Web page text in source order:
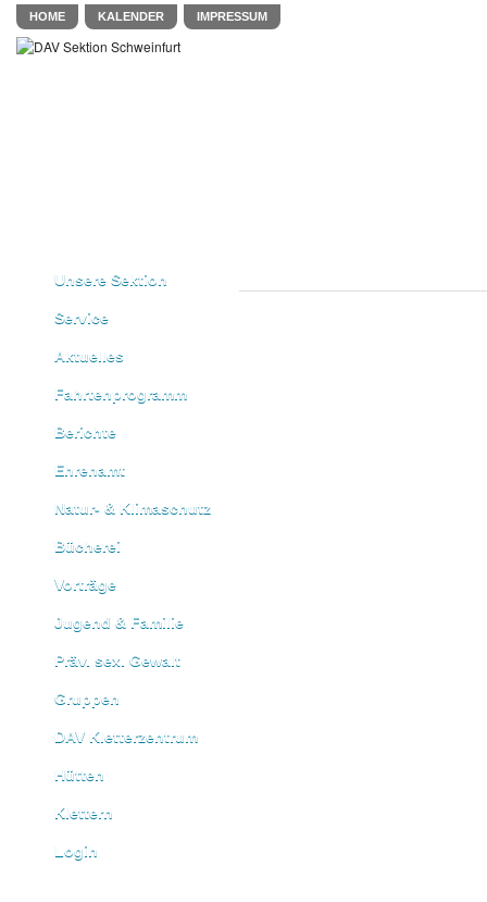
HOME KALENDER IMPRESSUM
Unsere Sektion
Service
Aktuelles
Fahrtenprogramm
Berichte
Ehrenamt
Natur- & Klimaschutz
Bücherei
Vorträge
Jugend & Familie
Präv. sex. Gewalt
Gruppen
DAV Kletterzentrum
Hütten
Klettern
Login